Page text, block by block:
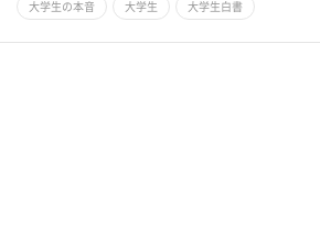
大学生の本音 大学生 大学生白書